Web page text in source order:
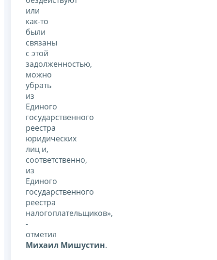
или
как-то
были
связаны
с этой
задолженностью,
можно
убрать
из
Единого
государственного
реестра
юридических
лиц и,
соответственно,
из
Единого
государственного
реестра
налогоплательщиков»,
-
отметил
Михаил Мишустин.